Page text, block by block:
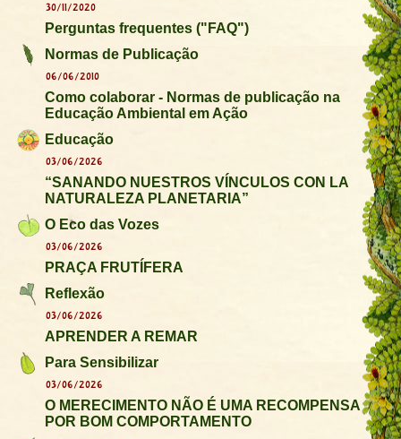
30/11/2020
Perguntas frequentes ("FAQ")
Normas de Publicação
06/06/2010
Como colaborar - Normas de publicação na
Educação Ambiental em Ação
Educação
03/06/2026
“SANANDO NUESTROS VÍNCULOS CON LA
NATURALEZA PLANETARIA”
O Eco das Vozes
03/06/2026
PRAÇA FRUTÍFERA
Reflexão
03/06/2026
APRENDER A REMAR
Para Sensibilizar
03/06/2026
O MERECIMENTO NÃO É UMA RECOMPENSA
POR BOM COMPORTAMENTO